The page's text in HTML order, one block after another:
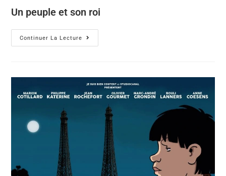
Un peuple et son roi
Continuer La Lecture